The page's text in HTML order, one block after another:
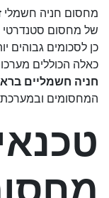
מחסום חניה חשמלי
של מחסום סטנדרטי
כן לסכומים גבוהים
כאלה הכוללים
חניה חשמליים
המחסומים